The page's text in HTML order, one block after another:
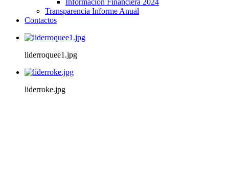
Informacion Financiera 2024
Transparencia Informe Anual
Contactos
liderroquee1.jpg
liderroke.jpg